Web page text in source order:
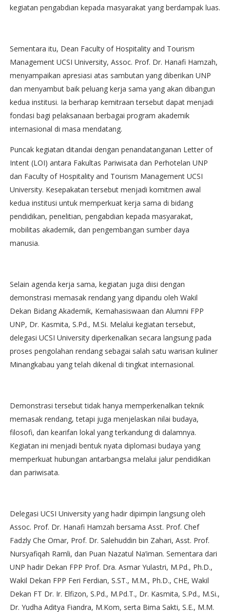
kegiatan pengabdian kepada masyarakat yang berdampak luas.
Sementara itu, Dean Faculty of Hospitality and Tourism
Management UCSI University, Assoc. Prof. Dr. Hanafi Hamzah,
menyampaikan apresiasi atas sambutan yang diberikan UNP
dan menyambut baik peluang kerja sama yang akan dibangun
kedua institusi. Ia berharap kemitraan tersebut dapat menjadi
fondasi bagi pelaksanaan berbagai program akademik
internasional di masa mendatang.
Puncak kegiatan ditandai dengan penandatanganan Letter of
Intent (LOI) antara Fakultas Pariwisata dan Perhotelan UNP
dan Faculty of Hospitality and Tourism Management UCSI
University. Kesepakatan tersebut menjadi komitmen awal
kedua institusi untuk memperkuat kerja sama di bidang
pendidikan, penelitian, pengabdian kepada masyarakat,
mobilitas akademik, dan pengembangan sumber daya
manusia.
Selain agenda kerja sama, kegiatan juga diisi dengan
demonstrasi memasak rendang yang dipandu oleh Wakil
Dekan Bidang Akademik, Kemahasiswaan dan Alumni FPP
UNP, Dr. Kasmita, S.Pd., M.Si. Melalui kegiatan tersebut,
delegasi UCSI University diperkenalkan secara langsung pada
proses pengolahan rendang sebagai salah satu warisan kuliner
Minangkabau yang telah dikenal di tingkat internasional.
Demonstrasi tersebut tidak hanya memperkenalkan teknik
memasak rendang, tetapi juga menjelaskan nilai budaya,
filosofi, dan kearifan lokal yang terkandung di dalamnya.
Kegiatan ini menjadi bentuk nyata diplomasi budaya yang
memperkuat hubungan antarbangsa melalui jalur pendidikan
dan pariwisata.
Delegasi UCSI University yang hadir dipimpin langsung oleh
Assoc. Prof. Dr. Hanafi Hamzah bersama Asst. Prof. Chef
Fadzly Che Omar, Prof. Dr. Salehuddin bin Zahari, Asst. Prof.
Nursyafiqah Ramli, dan Puan Nazatul Na’iman. Sementara dari
UNP hadir Dekan FPP Prof. Dra. Asmar Yulastri, M.Pd., Ph.D.,
Wakil Dekan FPP Feri Ferdian, S.ST., M.M., Ph.D., CHE, Wakil
Dekan FT Dr. Ir. Elfizon, S.Pd., M.Pd.T., Dr. Kasmita, S.Pd., M.Si.,
Dr. Yudha Aditya Fiandra, M.Kom, serta Bima Sakti, S.E., M.M.